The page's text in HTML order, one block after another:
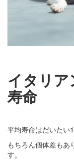
イタリ
寿命
平均寿命はだいたい
もちろん個体差もあ
す。